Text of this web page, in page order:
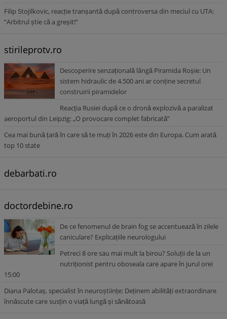
Filip Stojilkovic, reacție tranșantă după controversa din meciul cu UTA:
”Arbitrul știe că a greșit!”
stirileprotv.ro
Descoperire senzațională lângă Piramida Roșie: Un
sistem hidraulic de 4.500 ani ar conține secretul
construirii piramidelor
Reacția Rusiei după ce o dronă explozivă a paralizat
aeroportul din Leipzig: „O provocare complet fabricată”
Cea mai bună țară în care să te muți în 2026 este din Europa. Cum arată
top 10 state
debarbati.ro
doctordebine.ro
De ce fenomenul de brain fog se accentuează în zilele
caniculare? Explicațiile neurologului
Petreci 8 ore sau mai mult la birou? Soluții de la un
nutriționist pentru oboseala care apare în jurul orei
15:00
Diana Palotaș, specialist în neuroștiințe: Deținem abilități extraordinare
înnăscute care susțin o viață lungă și sănătoasă